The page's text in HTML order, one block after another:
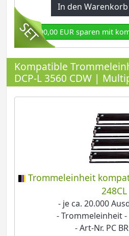
90,00 EUR sparen mit
Kompatible
DCP-L 3560 CDW |
Trommeleinheit
248CL
- je ca. 20.000
- Trommeleinheit -
- Art-Nr. PC